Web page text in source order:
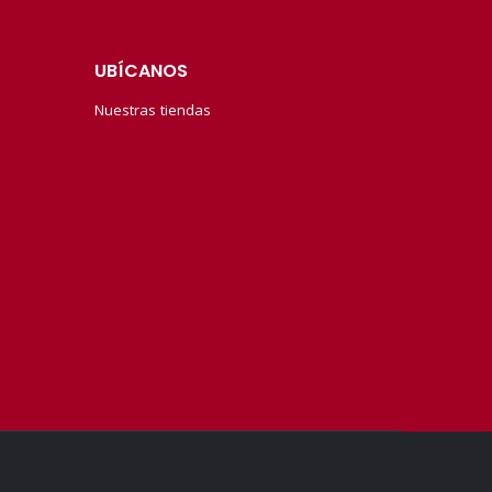
UBÍCANOS
Nuestras tiendas